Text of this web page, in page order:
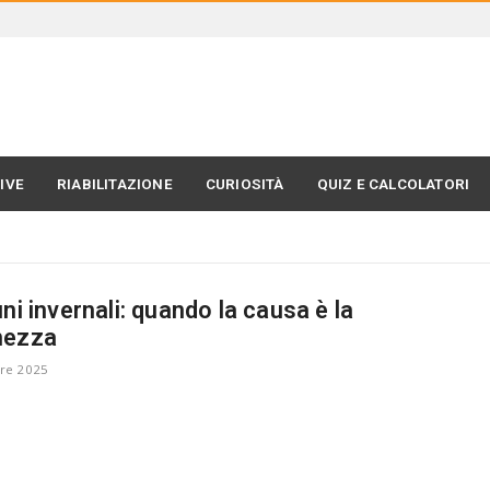
RIABILITAZIONE CURIOSITÀ QUIZ E CALCOLATORI
invernali: quando la causa è la
2025